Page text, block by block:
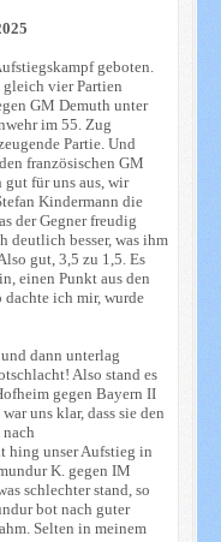
geboten.
vier Partien
GM Demuth unter
im 55. Zug
Partie. Und
französischen GM
für uns aus, wir
Kindermann die
der Gegner freudig
deutlich besser, was ihm
gut, 3,5 zu 1,5. Es
einen Punkt aus den
dachte ich mir, wurde
dann unterlag
Also stand es
gegen Bayern II
uns klar, dass sie den
hing unser Aufstieg in
K. gegen IM
schlechter stand, so
bot nach guter
Selten in meinem